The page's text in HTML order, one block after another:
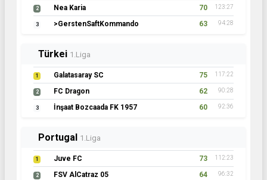
2 Nea Karia 70 123:27
3 >GerstenSaftKommando 63 94:28
Türkei 1.Liga
1 Galatasaray SC 75 117:22
2 FC Dragon 62 90:28
3 İnşaat Bozcaada FK 1957 60 92:36
Portugal 1.Liga
1 Juve FC 73 112:23
2 FSV AlCatraz 05 64 96:32